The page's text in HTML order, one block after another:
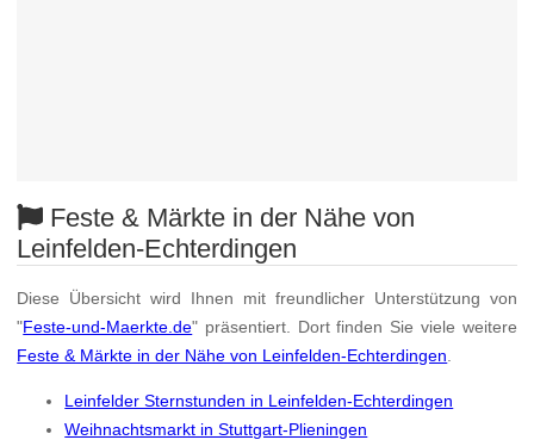
Feste & Märkte in der Nähe von
Leinfelden-Echterdingen
Diese Übersicht wird Ihnen mit freundlicher Unterstützung von
"Feste-und-Maerkte.de" präsentiert. Dort finden Sie viele weitere
Feste & Märkte in der Nähe von Leinfelden-Echterdingen
Leinfelder Sternstunden in Leinfelden-Echterdingen
Weihnachtsmarkt in Stuttgart-Plieningen